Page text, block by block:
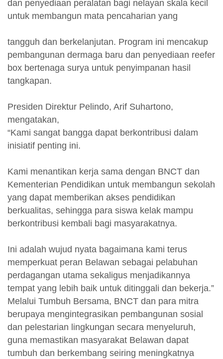
dan penyediaan peralatan bagi nelayan skala kecil
untuk membangun mata pencaharian yang
tangguh dan berkelanjutan. Program ini mencakup
pembangunan dermaga baru dan penyediaan reefer
box bertenaga surya untuk penyimpanan hasil
tangkapan.
Presiden Direktur Pelindo, Arif Suhartono,
mengatakan,
“Kami sangat bangga dapat berkontribusi dalam
inisiatif penting ini.
Kami menantikan kerja sama dengan BNCT dan
Kementerian Pendidikan untuk membangun sekolah
yang dapat memberikan akses pendidikan
berkualitas, sehingga para siswa kelak mampu
berkontribusi kembali bagi masyarakatnya.
Ini adalah wujud nyata bagaimana kami terus
memperkuat peran Belawan sebagai pelabuhan
perdagangan utama sekaligus menjadikannya
tempat yang lebih baik untuk ditinggali dan bekerja.”
Melalui Tumbuh Bersama, BNCT dan para mitra
berupaya mengintegrasikan pembangunan sosial
dan pelestarian lingkungan secara menyeluruh,
guna memastikan masyarakat Belawan dapat
tumbuh dan berkembang seiring meningkatnya